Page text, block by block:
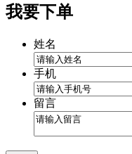
我要下单
姓名
手机
留言